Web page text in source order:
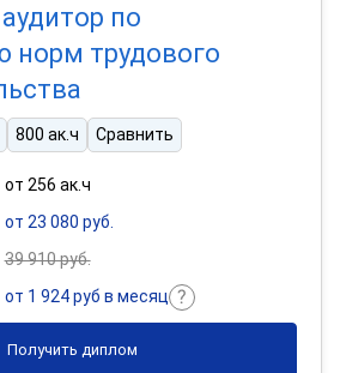
по
норм трудового
800 ак.ч Сравнить
от 256 ак.ч
от 23 080 руб.
39 910 руб.
от 1 924 руб в месяц
Получить диплом